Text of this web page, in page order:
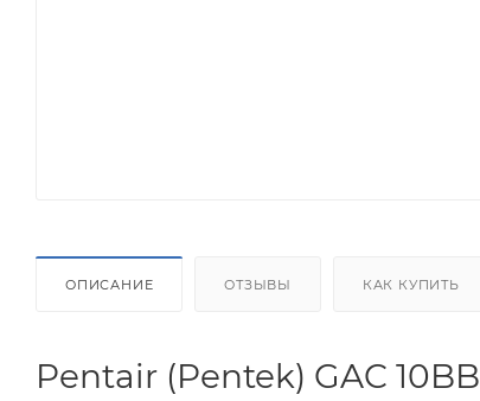
ОПИСАНИЕ ОТЗЫВЫ КАК КУПИТЬ
Pentair (Pentek) GAC 10BB